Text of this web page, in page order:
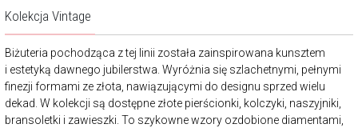
Kolekcja Vintage
Biżuteria pochodząca z tej linii została zainspirowana kunsztem
i estetyką dawnego jubilerstwa. Wyróżnia się szlachetnymi, pełnymi
finezji formami ze złota, nawiązującymi do designu sprzed wielu
dekad. W kolekcji są dostępne złote pierścionki, kolczyki, naszyjniki,
bransoletki i zawieszki. To szykowne wzory ozdobione diamentami,